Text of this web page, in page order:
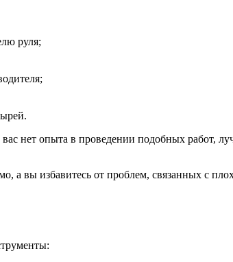
руля;
нет опыта в проведении подобных работ,
а вы избавитесь от проблем, связанных с